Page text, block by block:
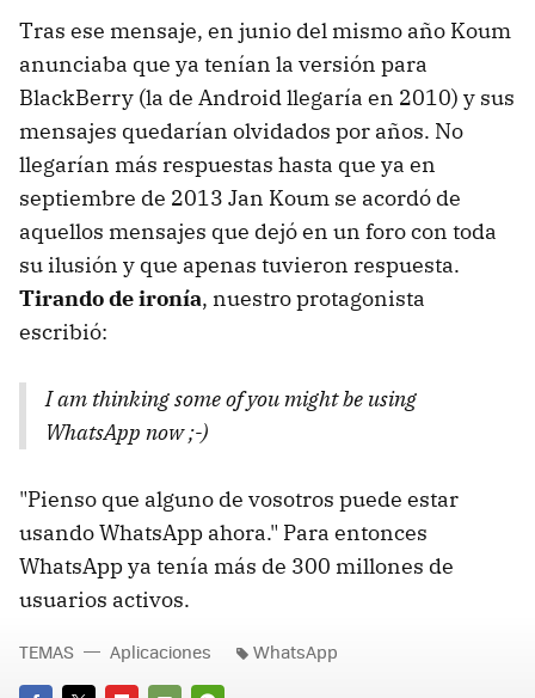
Tras ese mensaje, en junio del mismo año Koum
anunciaba que ya tenían la versión para
BlackBerry (la de Android llegaría en 2010) y sus
mensajes quedarían olvidados por años. No
llegarían más respuestas hasta que ya en
septiembre de 2013 Jan Koum se acordó de
aquellos mensajes que dejó en un foro con toda
su ilusión y que apenas tuvieron respuesta.
Tirando de ironía, nuestro protagonista
escribió:
I am thinking some of you might be using
WhatsApp now ;-)
"Pienso que alguno de vosotros puede estar
usando WhatsApp ahora." Para entonces
WhatsApp ya tenía más de 300 millones de
usuarios activos.
TEMAS Aplicaciones WhatsApp